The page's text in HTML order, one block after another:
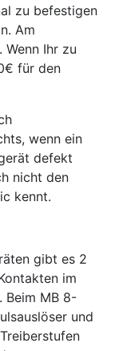
zu befestigen
Am
Ihr zu
für den
wenn ein
defekt
nicht den
kennt.
gibt es 2
im
Beim MB 8-
und